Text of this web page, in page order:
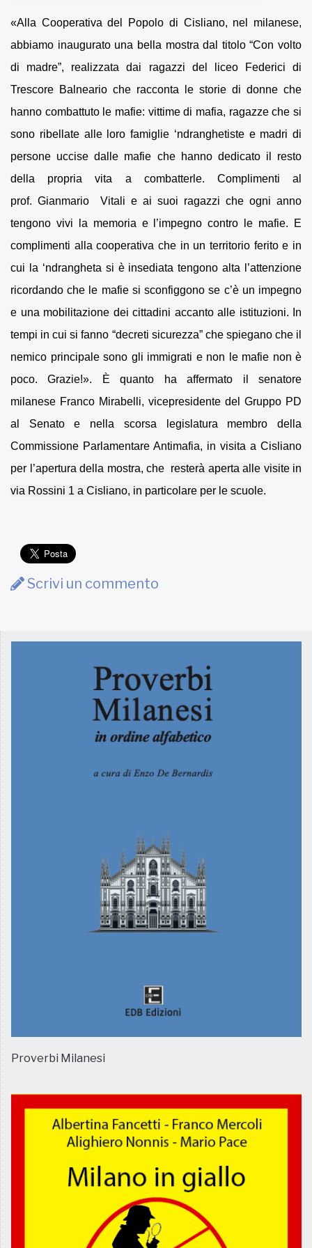
«Alla Cooperativa del Popolo di Cisliano, nel milanese,
abbiamo inaugurato una bella mostra dal titolo “Con volto
di madre”, realizzata dai ragazzi del liceo Federici di
Trescore Balneario che racconta le storie di donne che
hanno combattuto le mafie: vittime di mafia, ragazze che si
sono ribellate alle loro famiglie ‘ndranghetiste e madri di
persone uccise dalle mafie che hanno dedicato il resto
della propria vita a combatterle. Complimenti al
prof. Gianmario Vitali e ai suoi ragazzi che ogni anno
tengono vivi la memoria e l’impegno contro le mafie. E
complimenti alla cooperativa che in un territorio ferito e in
cui la ‘ndrangheta si è insediata tengono alta l’attenzione
ricordando che le mafie si sconfiggono se c’è un impegno
e una mobilitazione dei cittadini accanto alle istituzioni. In
tempi in cui si fanno “decreti sicurezza” che spiegano che il
nemico principale sono gli immigrati e non le mafie non è
poco. Grazie!». È quanto ha affermato il senatore
milanese Franco Mirabelli, vicepresidente del Gruppo PD
al Senato e nella scorsa legislatura membro della
Commissione Parlamentare Antimafia, in visita a Cisliano
per l’apertura della mostra, che resterà aperta alle visite in
via Rossini 1 a Cisliano, in particolare per le scuole.
Scrivi un commento
Proverbi Milanesi